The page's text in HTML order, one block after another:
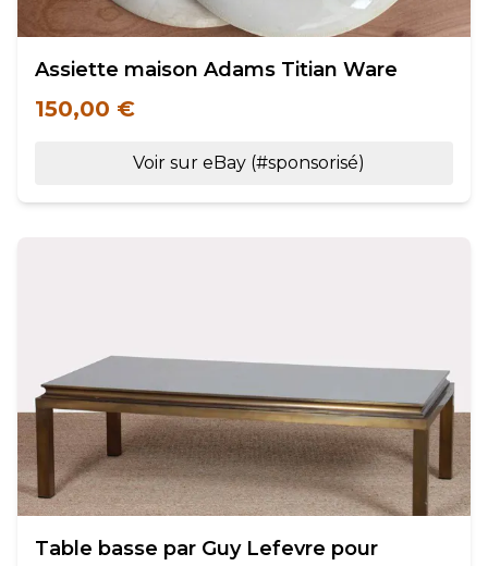
Assiette maison Adams Titian Ware
150,00 €
Voir sur eBay (#sponsorisé)
Table basse par Guy Lefevre pour